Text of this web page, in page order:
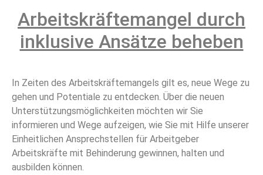
Arbeitskräftemangel durch
inklusive Ansätze beheben
In Zeiten des Arbeitskräftemangels gilt es, neue Wege zu
gehen und Potentiale zu entdecken. Über die neuen
Unterstützungsmöglichkeiten möchten wir Sie
informieren und Wege aufzeigen, wie Sie mit Hilfe unserer
Einheitlichen Ansprechstellen für Arbeitgeber
Arbeitskräfte mit Behinderung gewinnen, halten und
ausbilden können.